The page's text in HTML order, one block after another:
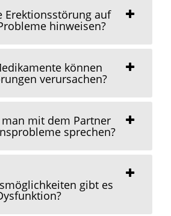
Erektionsstörung auf
hinweisen?
können
verursachen?
mit dem Partner
sprechen?
gibt es